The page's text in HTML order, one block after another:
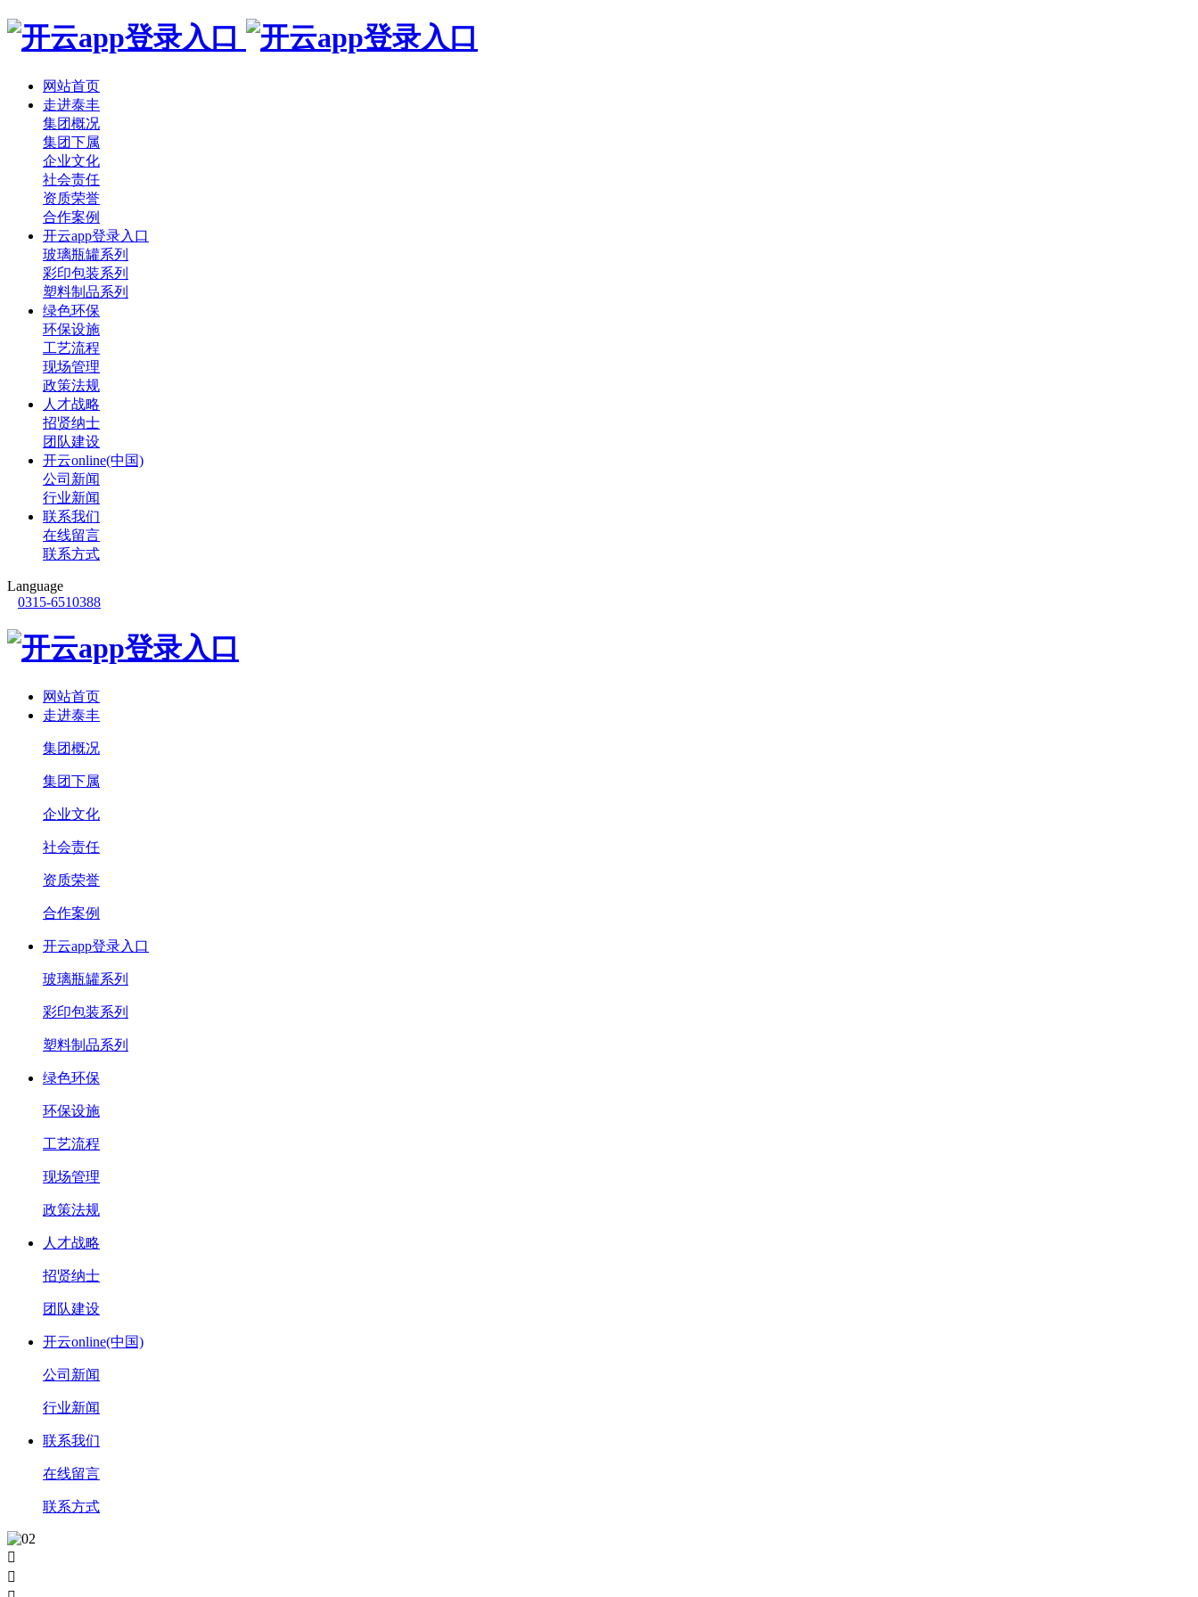
网站首页
走进泰丰
集团概况
集团下属
企业文化
社会责任
资质荣誉
合作案例
开云app登录入口
玻璃瓶罐系列
彩印包装系列
塑料制品系列
绿色环保
环保设施
工艺流程
现场管理
政策法规
人才战略
招贤纳士
团队建设
开云online(中国)
公司新闻
行业新闻
联系我们
在线留言
联系方式
Language
0315-6510388
网站首页
走进泰丰
集团概况
集团下属
企业文化
社会责任
资质荣誉
合作案例
开云app登录入口
玻璃瓶罐系列
彩印包装系列
塑料制品系列
绿色环保
环保设施
工艺流程
现场管理
政策法规
人才战略
招贤纳士
团队建设
开云online(中国)
公司新闻
行业新闻
联系我们
在线留言
联系方式

